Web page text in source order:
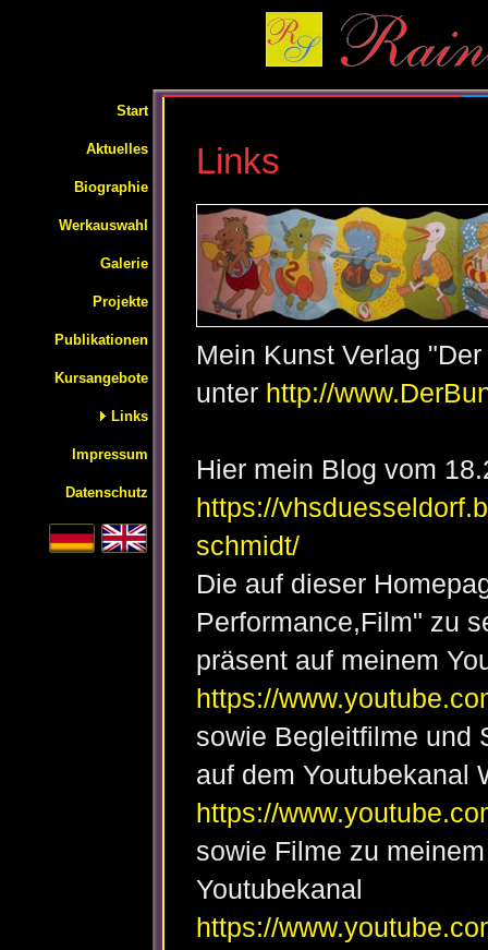
Start
Aktuelles
Biographie
Werkauswahl
Galerie
Projekte
Publikationen
Kursangebote
Links
Impressum
Datenschutz
Links
Mein Kunst Verlag
unter http://
Hier mein Blog vom
https://
schmidt/
Die auf dieser
Performance,Film" zu
präsent auf meinem
https://
sowie Begleitfilme und
auf dem Youtubekanal
https://
sowie Filme zu
Youtubekanal
https://